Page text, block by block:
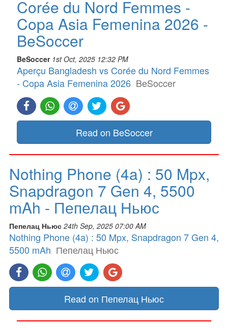
Corée du Nord Femmes -
Copa Asia Femenina 2026 -
BeSoccer
BeSoccer 1st Oct, 2025 12:32 PM
Aperçu Bangladesh vs Corée du Nord Femmes
- Copa Asia Femenina 2026 BeSoccer
Read on BeSoccer
Nothing Phone (4a) : 50 Mpx,
Snapdragon 7 Gen 4, 5500
mAh - Пепелац Ньюс
Пепелац Ньюс 24th Sep, 2025 07:00 AM
Nothing Phone (4a) : 50 Mpx, Snapdragon 7 Gen 4,
5500 mAh Пепелац Ньюс
Read on Пепелац Ньюс